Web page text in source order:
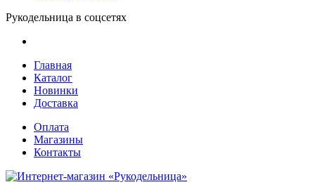
Рукодельница в соцсетях
Главная
Каталог
Новинки
Доставка
Оплата
Магазины
Контакты